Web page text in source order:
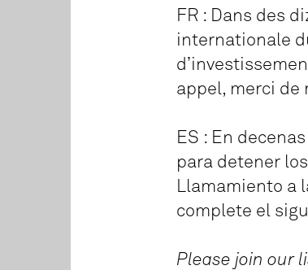
FR : Dans des
internationale
appel, merci
ES : En
para detener
Llamamiento a
complete el
Please join our